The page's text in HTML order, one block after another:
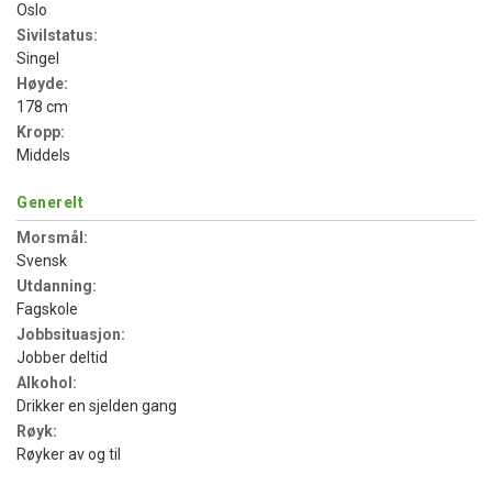
Oslo
Sivilstatus:
Singel
Høyde:
178 cm
Kropp:
Middels
Generelt
Morsmål:
Svensk
Utdanning:
Fagskole
Jobbsituasjon:
Jobber deltid
Alkohol:
Drikker en sjelden gang
Røyk:
Røyker av og til